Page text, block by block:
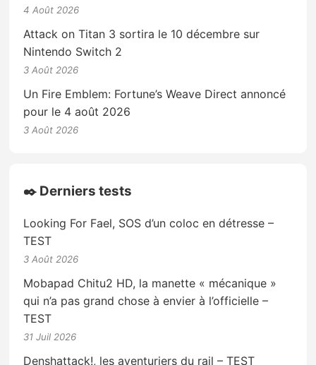
4 Août 2026
Attack on Titan 3 sortira le 10 décembre sur
Nintendo Switch 2
3 Août 2026
Un Fire Emblem: Fortune’s Weave Direct annoncé
pour le 4 août 2026
3 Août 2026
✒️ Derniers tests
Looking For Fael, SOS d’un coloc en détresse –
TEST
3 Août 2026
Mobapad Chitu2 HD, la manette « mécanique »
qui n’a pas grand chose à envier à l’officielle –
TEST
31 Juil 2026
Denshattack!, les aventuriers du rail – TEST